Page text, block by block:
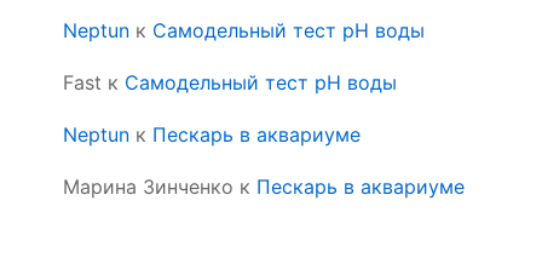
Neptun к Самодельный тест pH воды
Fast к Самодельный тест pH воды
Neptun к Пескарь в аквариуме
Марина Зинченко к Пескарь в аквариуме